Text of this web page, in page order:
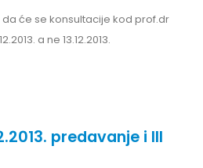
će se konsultacije kod prof.dr
a ne 13.12.2013.
predavanje i III